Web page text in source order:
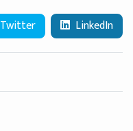
Twitter LinkedIn